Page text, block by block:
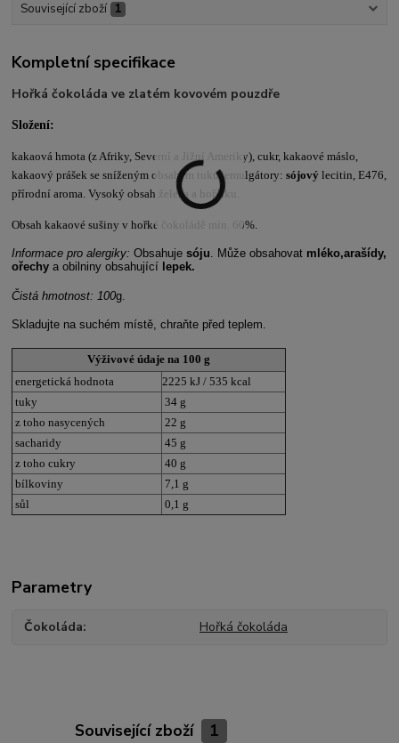
Související zboží 1
Kompletní specifikace
Hořká čokoláda ve zlatém kovovém pouzdře
Složení:
kakaová hmota (z Afriky, Severní a Jižní Ameriky), cukr, kakaové máslo,
kakaový prášek se sníženým obsahem tuku, emulgátory:sójový lecitin, E476,
přírodní aroma. Vysoký obsah železa a hořčíku.
Obsah kakaové sušiny v hořké čokoládě min. 60%.
Informace pro alergiky:Obsahuje sóju. Může obsahovat mléko,arašídy,
ořechya obilniny obsahující lepek.
Čistá hmotnost: 100g.
Skladujte na suchém místě, chraňte před teplem.
Výživové údaje na 100 g
energetická hodnota
2225 kJ / 535 kcal
tuky
34 g
z toho nasycených
22 g
sacharidy
45 g
z toho cukry
40 g
bílkoviny
7,1 g
sůl
0,1 g
Parametry
Čokoláda Hořká čokoláda
Související zboží 1